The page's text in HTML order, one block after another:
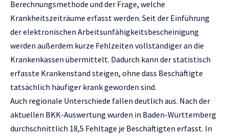
Berechnungsmethode und der Frage, welche
Krankheitszeiträume erfasst werden. Seit der Einführung
der elektronischen Arbeitsunfähigkeitsbescheinigung
werden außerdem kurze Fehlzeiten vollständiger an die
Krankenkassen übermittelt. Dadurch kann der statistisch
erfasste Krankenstand steigen, ohne dass Beschäftigte
tatsächlich häufiger krank geworden sind.
Auch regionale Unterschiede fallen deutlich aus. Nach der
aktuellen BKK-Auswertung wurden in Baden-Württemberg
durchschnittlich 18,5 Fehltage je Beschäftigten erfasst. In